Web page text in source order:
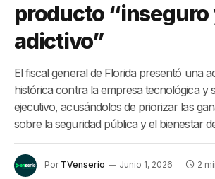
producto “inseguro
adictivo”
El fiscal general de Florida presentó una
histórica contra la empresa tecnológica y
ejecutivo, acusándolos de priorizar las
sobre la seguridad pública y el bienestar
Por TVenserio Junio 1, 2026 2